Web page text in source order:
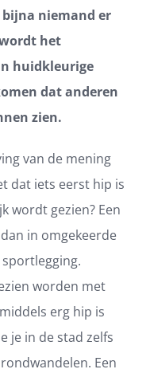
niemand er
het
huidkleurige
dat anderen
zien.
van de mening
dat iets eerst hip is
wordt gezien? Een
in omgekeerde
worden met
erg hip is
je in de stad zelfs
Een